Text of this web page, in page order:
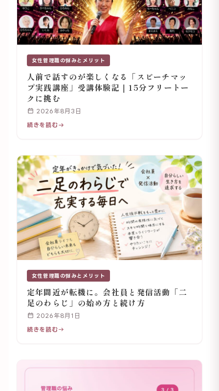
女性管理職の悩みとメリット
人前で話すのが楽しくなる「スピーチマッ
プ実践講座」受講体験記｜15分フリートー
クに挑む
2026年8月3日
続きを読む
女性管理職の悩みとメリット
定年間近が転機に。会社員と発信活動「二
足のわらじ」の始め方と続け方
2026年8月1日
続きを読む